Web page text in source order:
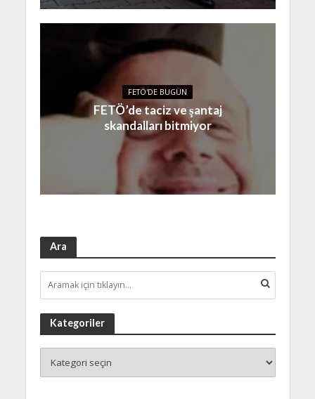
FETÖ'DE BUGÜN
FETÖ’de taciz ve şantaj
skandalları bitmiyor
Ara
Kategoriler